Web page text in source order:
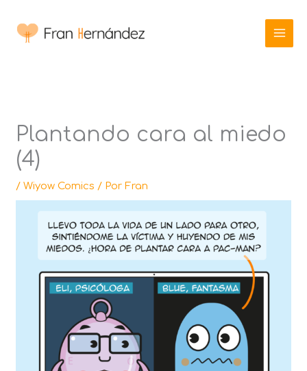
contenido
Plantando cara al miedo
(4)
/Wiyow Comics / Por Fran